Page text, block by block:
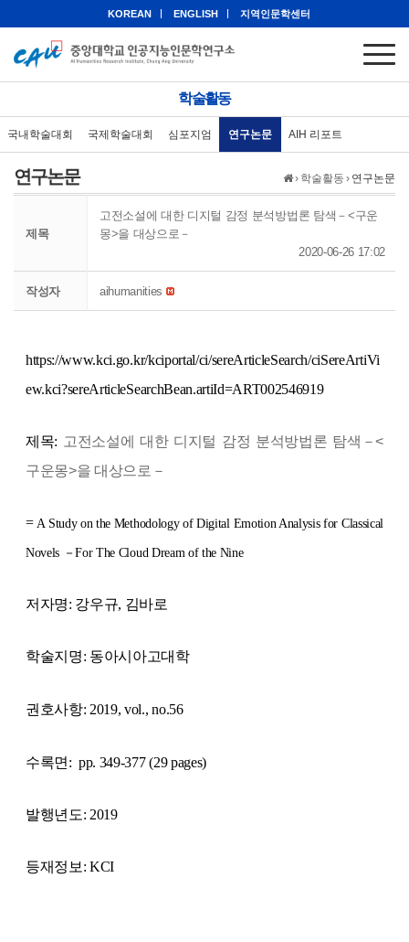
KOREAN ENGLISH 지역인문학센터
학술활동
국내학술대회 국제학술대회 심포지엄 연구논문 AIH 리포트
› 학술활동 › 연구논문
연구논문
제목
고전소설에 대한 디지털 감정 분석방법론 탐색－<구운
몽>을 대상으로－
2020-06-26 17:02
작성자 aihumanities
https://www.kci.go.kr/kciportal/ci/sereArticleSearch/ciSereArtiVi
ew.kci?sereArticleSearchBean.artiId=ART002546919
제목: 고전소설에 대한 디지털 감정 분석방법론 탐색－<
구운몽>을 대상으로－
= A Study on the Methodology of Digital Emotion Analysis for Classical
Novels －For The Cloud Dream of the Nine
저자명: 강우규, 김바로
학술지명: 동아시아고대학
권호사항: 2019, vol., no.56
수록면: pp. 349-377 (29 pages)
발행년도: 2019
등재정보: KCI